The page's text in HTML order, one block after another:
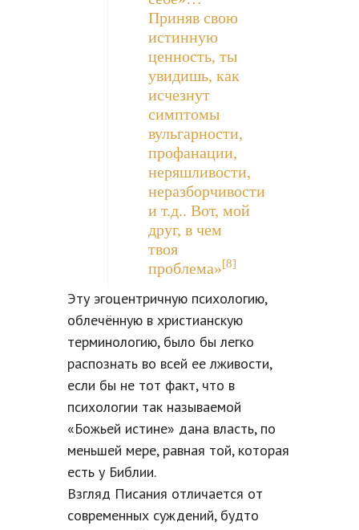
Приняв свою
истинную
ценность, ты
увидишь, как
исчезнут
симптомы
вульгарности,
профанации,
неряшливости,
неразборчивости
и т.д.. Вот, мой
друг, в чем
твоя
проблема»[8]
Эту эгоцентричную психологию,
облечённую в христианскую
терминологию, было бы легко
распознать во всей ее лживости,
если бы не тот факт, что в
психологии так называемой
«Божьей истине» дана власть, по
меньшей мере, равная той, которая
есть у Библии.
Взгляд Писания отличается от
современных суждений, будто